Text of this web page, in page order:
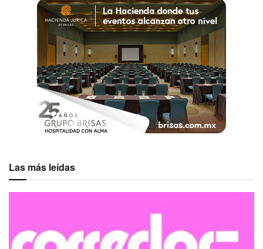
Las más leídas